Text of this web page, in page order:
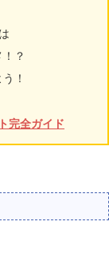
？
！
完全ガイド